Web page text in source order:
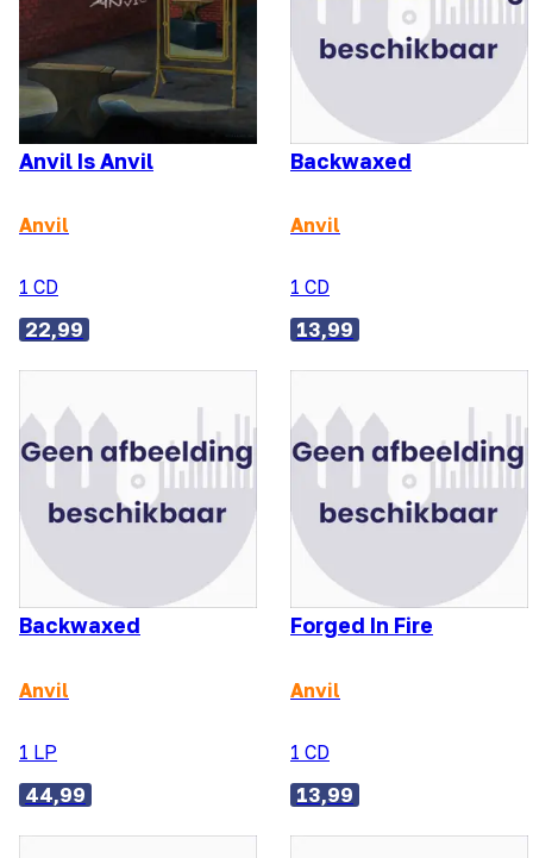
Anvil Is Anvil
Anvil
1 CD
22,99
Backwaxed
Anvil
1 CD
13,99
Backwaxed
Anvil
1 LP
44,99
Forged In Fire
Anvil
1 CD
13,99